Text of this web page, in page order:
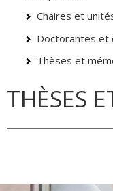
Chaires et
Doctorantes et
Thèses et
THÈSES